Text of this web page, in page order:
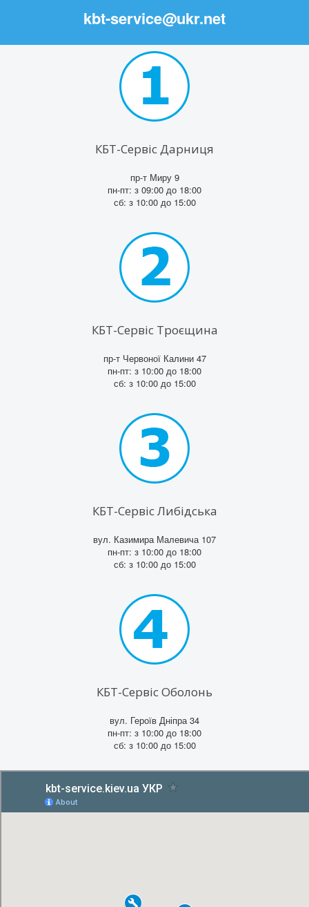
kbt-service@ukr.net
КБТ-Сервіс Дарниця
пр-т Миру 9
пн-пт: з 09:00 до 18:00
сб: з 10:00 до 15:00
КБТ-Сервіс Троєщина
пр-т Червоної Калини 47
пн-пт: з 10:00 до 18:00
сб: з 10:00 до 15:00
КБТ-Сервіс Либідська
вул. Казимира Малевича 107
пн-пт: з 10:00 до 18:00
сб: з 10:00 до 15:00
КБТ-Сервіс Оболонь
вул. Героїв Дніпра 34
пн-пт: з 10:00 до 18:00
сб: з 10:00 до 15:00